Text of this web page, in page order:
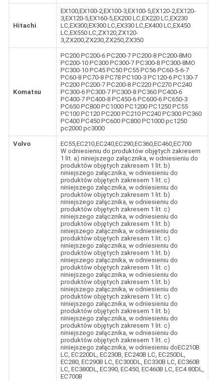
Hitachi
EX100,EX100-2,EX100-3,EX100-5,EX120-2,EX120-
3,EX120-5,EX160-5,EX200 LC,EX220 LC,EX230
LC,EX300,EX300 LC,EX330 LC,EX400 LC,EX450
LC,EX550 LC,ZX120,ZX120-
3,ZX200,ZX230,ZX250,ZX350
Komatsu
PC200 PC200-6 PC200-7 PC200-8 PC200-8MO
PC200-10 PC300 PC300-7 PC300-8 PC300-8MO
PC300-10 PC45 PC50 PC55 PC56 PC60-5-6-7
PC60-8 PC70-8 PC78 PC100-3 PC120-6 PC130-7
PC200 PC200-7 PC200-8 PC220 PC270 PC240
PC300-6 PC300-7 PC300-8 PC360 PC400-6
PC400-7 PC400-8 PC450-6 PC600-6 PC650-3
PC650 PC800 PC1000 PC1200 PC1250 PC55
PC100 PC120 PC200 PC210 PC240 PC300 PC360
PC400 PC450 PC600 PC800 PC1000 pc1250
pc2000 pc3000
Volvo
EC55,EC210,EC240,EC290,EC360,EC460,EC700
W odniesieniu do produktów objętych zakresem
1 lit. a) niniejszego załącznika, w odniesieniu do
produktów objętych zakresem 1 lit. b)
niniejszego załącznika, w odniesieniu do
produktów objętych zakresem 1 lit. c)
niniejszego załącznika, w odniesieniu do
produktów objętych zakresem 1 lit. b)
niniejszego załącznika, w odniesieniu do
produktów objętych zakresem 1 lit. c)
niniejszego załącznika, w odniesieniu do
produktów objętych zakresem 1 lit. b)
niniejszego załącznika, w odniesieniu do
produktów objętych zakresem 1 lit. c)
niniejszego załącznika, w odniesieniu do
produktów objętych zakresem 1 lit. b)
niniejszego załącznika, w odniesieniu do
produktów objętych zakresem 1 lit. c)
niniejszego załącznika, w odniesieniu do
produktów objętych zakresem 1 lit. b)
niniejszego załącznika, w odniesieniu do
produktów objętych zakresem 1 lit. c)
niniejszego załącznika, w odniesieniu do
produktów objętych zakresem 1 lit. b)
niniejszego załącznika, w odniesieniu do
produktów objętych zakresem 1 lit. c)
niniejszego załącznika, w odniesieniu do
produktów objętych zakresem 1 lit. c)
niniejszego załącznika, w odniesieniu doEC210B
LC, EC220DL, EC230B, EC240B LC, EC250DL,
EC280, EC290B LC, EC300DL, EC330B LC, EC360B
LC, EC380DL, EC390, EC450, EC460B LC, EC4 80DL,
EC700B